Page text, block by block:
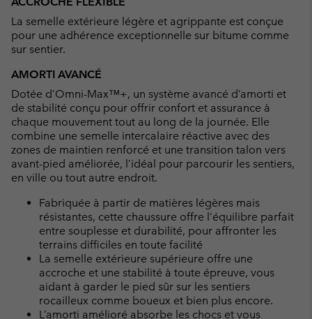
La semelle extérieure légère et agrippante est conçue
pour une adhérence exceptionnelle sur bitume comme
sur sentier.
AMORTI AVANCÉ
Dotée d’Omni-Max™+, un système avancé d’amorti et
de stabilité conçu pour offrir confort et assurance à
chaque mouvement tout au long de la journée. Elle
combine une semelle intercalaire réactive avec des
zones de maintien renforcé et une transition talon vers
avant-pied améliorée, l’idéal pour parcourir les sentiers,
en ville ou tout autre endroit.
Fabriquée à partir de matières légères mais
résistantes, cette chaussure offre l’équilibre parfait
entre souplesse et durabilité, pour affronter les
terrains difficiles en toute facilité
La semelle extérieure supérieure offre une
accroche et une stabilité à toute épreuve, vous
aidant à garder le pied sûr sur les sentiers
rocailleux comme boueux et bien plus encore.
L’amorti amélioré absorbe les chocs et vous